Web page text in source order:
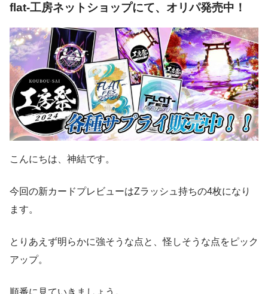
flat-工房ネットショップにて、オリパ発売中！
こんにちは、神結です。
今回の新カードプレビューはZラッシュ持ちの4枚になり
ます。
とりあえず明らかに強そうな点と、怪しそうな点をピック
アップ。
順番に見ていきましょう。